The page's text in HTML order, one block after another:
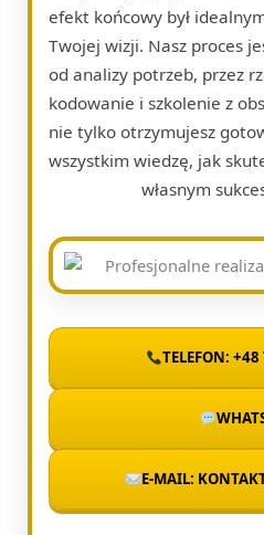
efekt końcowy był
Twojej wizji. Nasz proces
od analizy potrzeb, przez
kodowanie i szkolenie z
nie tylko otrzymujesz
wszystkim wiedzę, jak
własnym
TELEFON:
E-MAIL: